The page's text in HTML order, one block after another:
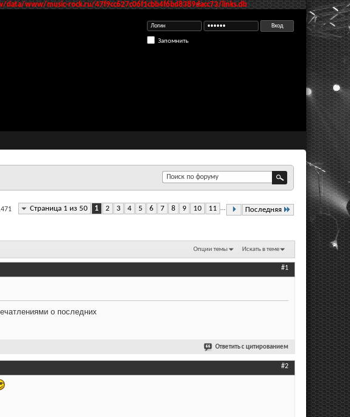
data/www/music-rock.ru/47f9cc627c06f1cbb4f6bd8389dacc73/links.db
Запомнить
Страница 1 из 50 1 2 3 4 5 6 7 8 9 10 11 ... Последняя
Опции темы Искать в теме
#1
о последних
Ответить с цитированием
#2